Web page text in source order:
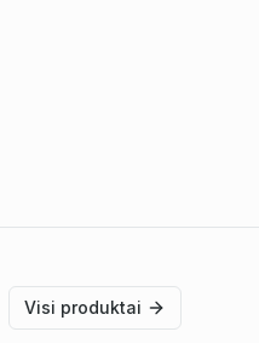
Visi produktai